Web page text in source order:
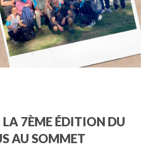
LA 7ÈME ÉDITION DU
AU SOMMET